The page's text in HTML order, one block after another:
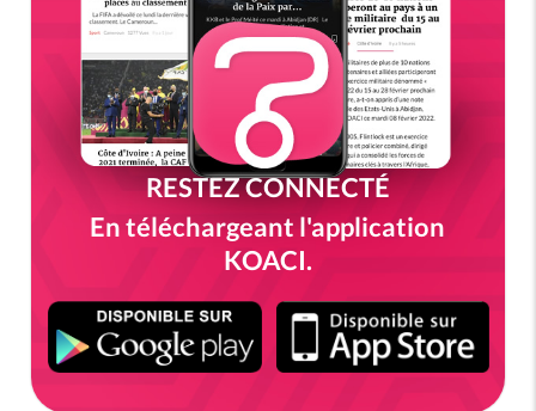
RESTEZ CONNECTÉ
En téléchargeant l'application
KOACI.